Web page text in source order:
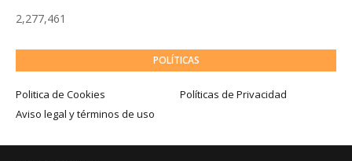
2,277,461
POLÍTICAS
Politica de Cookies
Políticas de Privacidad
Aviso legal y términos de uso